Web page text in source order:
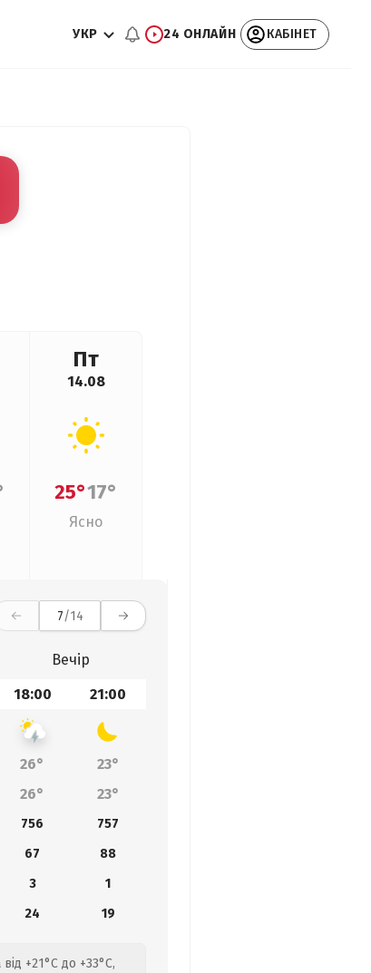
УКР 24 ОНЛАЙН КАБІНЕТ
Пт
14.08
25°17°
Ясно
7/14
Вечір
18:00 21:00
26°
23°
26° 23°
756
757
67
88
3
1
24 19
+21°C до +33°C,